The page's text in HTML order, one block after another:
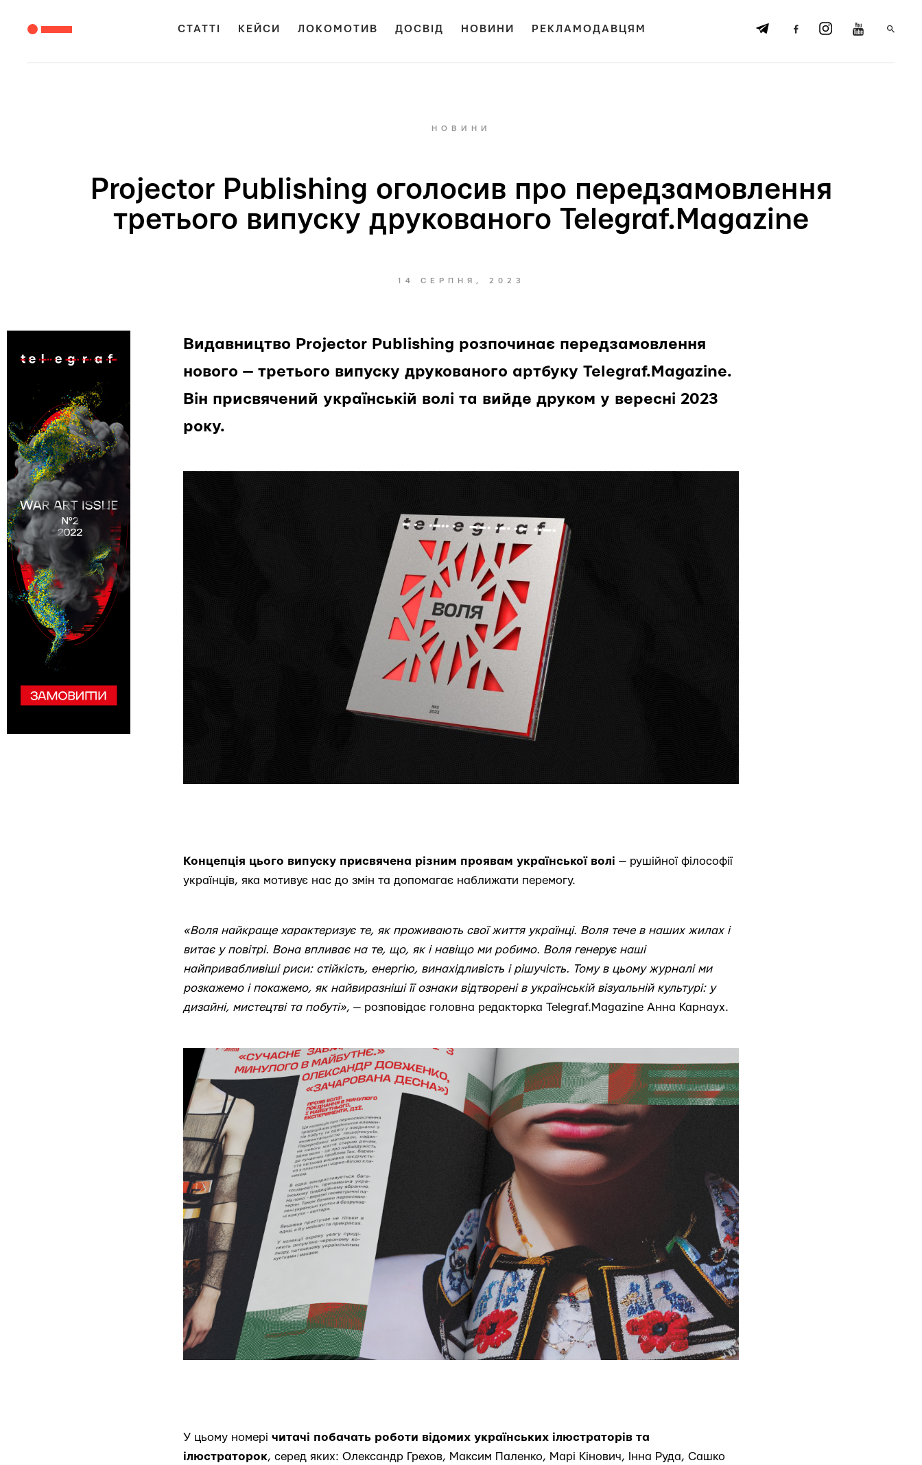
СТАТТІ КЕЙСИ ЛОКОМОТИВ ДОСВІД НОВИНИ РЕКЛАМОДАВЦЯМ
НОВИНИ
Projector Publishing оголосив про передзамовлення
третього випуску друкованого Telegraf.Magazine
14 СЕРПНЯ, 2023
Видавництво Projector Publishing розпочинає передзамовлення
нового — третього випуску друкованого артбуку Telegraf.Magazine.
Він присвячений українській волі та вийде друком у вересні 2023
року.
Концепція цього випуску присвячена різним проявам української волі — рушійної філософії
українців, яка мотивує нас до змін та допомагає наближати перемогу.
«Воля найкраще характеризує те, як проживають свої життя українці. Воля тече в наших жилах і
витає у повітрі. Вона впливає на те, що, як і навіщо ми робимо. Воля генерує наші
найпривабливіші риси: стійкість, енергію, винахідливість і рішучість. Тому в цьому журналі ми
розкажемо і покажемо, як найвиразніші її ознаки відтворені в українській візуальній культурі: у
дизайні, мистецтві та побуті», — розповідає головна редакторка Telegraf.Magazine Анна Карнаух.
У цьому номері читачі побачать роботи відомих українських ілюстраторів та
ілюстраторок, серед яких: Олександр Грехов, Максим Паленко, Марі Кінович, Інна Руда, Сашко